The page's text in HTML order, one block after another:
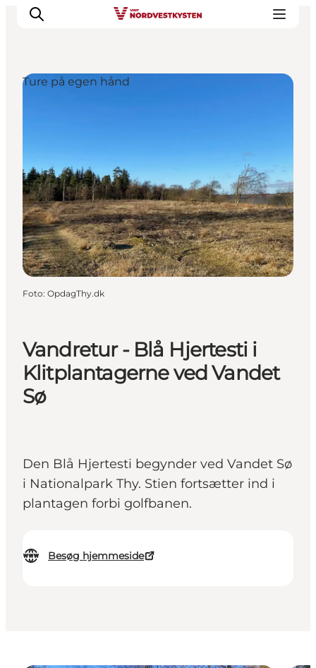
Events
Overnatning
Planlæg din ferie
Vandretur - Blå Hjertesti i
Klitplantagerne ved Vandet
Sø
Den Blå Hjertesti begynder ved Vandet Sø
i Nationalpark Thy. Stien fortsætter ind i
plantagen forbi golfbanen.
Besøg hjemmeside
Ture på egen hånd
Foto: OpdagThy.dk